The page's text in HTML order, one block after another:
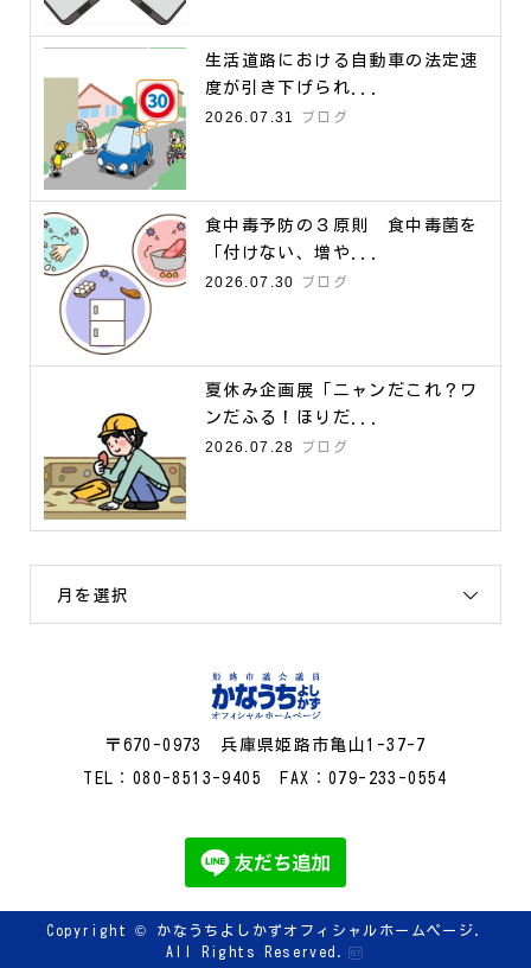
生活道路における自動車の法定速
度が引き下げられ...
2026.07.31
ブログ
食中毒予防の３原則 食中毒菌を
「付けない、増や...
2026.07.30
ブログ
夏休み企画展「ニャンだこれ？ワ
ンだふる！ほりだ...
2026.07.28
ブログ
月を選択
〒670-0973 兵庫県姫路市亀山1-37-7
TEL：080-8513-9405 FAX：079-233-0554
Copyright ©
かなうちよしかずオフィシャルホームページ.
All Rights Reserved.